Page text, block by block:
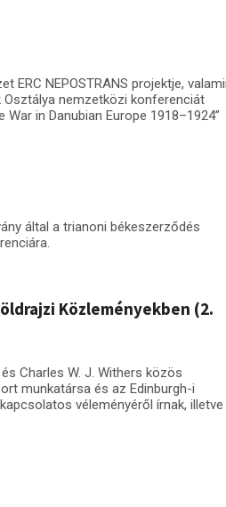
ERC NEPOSTRANS projektje,
nemzetközi konferenciát
in Danubian Europe 1918–1924”
által a trianoni békeszerződés
Közleményekben (2.
Charles W. J. Withers közös
munkatársa és az Edinburgh-i
véleményéről írnak, illetve